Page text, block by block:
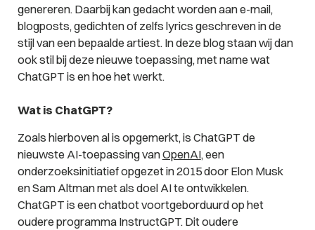
genereren. Daarbij kan gedacht worden aan e-mail,
blogposts, gedichten of zelfs lyrics geschreven in de
stijl van een bepaalde artiest. In deze blog staan wij dan
ook stil bij deze nieuwe toepassing, met name wat
ChatGPT is en hoe het werkt.
Wat is ChatGPT?
Zoals hierboven al is opgemerkt, is ChatGPT de
nieuwste AI-toepassing vanOpenAI, een
onderzoeksinitiatief opgezet in 2015 door Elon Musk
en Sam Altman met als doel AI te ontwikkelen.
ChatGPT is een chatbot voortgeborduurd op het
oudere programma InstructGPT. Dit oudere